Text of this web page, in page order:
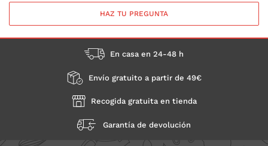
HAZ TU PREGUNTA
En casa en 24-48 h
Envío gratuito a partir de 49€
Recogida gratuita en tienda
Garantía de devolución